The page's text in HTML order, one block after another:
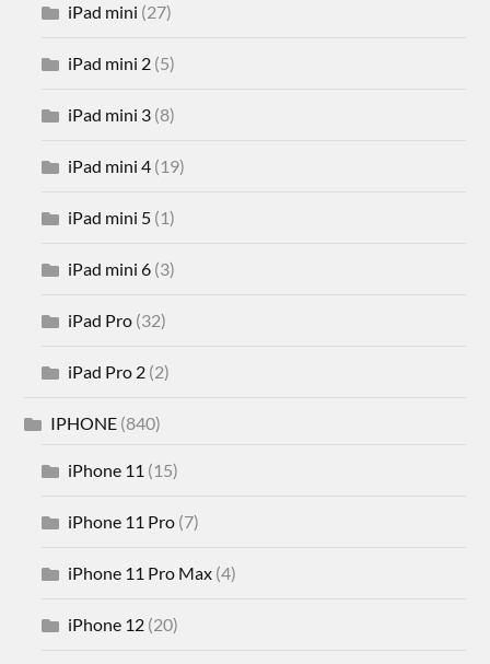
iPad mini (27)
iPad mini 2 (5)
iPad mini 3 (8)
iPad mini 4 (19)
iPad mini 5 (1)
iPad mini 6 (3)
iPad Pro (32)
iPad Pro 2 (2)
IPHONE (840)
iPhone 11 (15)
iPhone 11 Pro (7)
iPhone 11 Pro Max (4)
iPhone 12 (20)